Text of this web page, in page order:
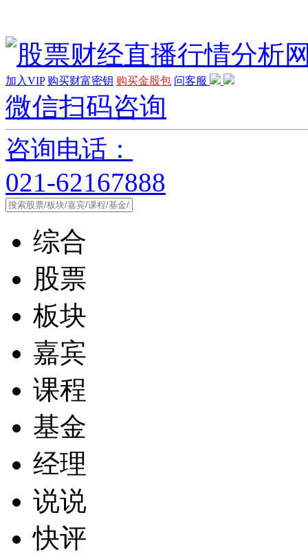
加入VIP 购买财富密钥 购买金股包 问客服
微信扫码咨询
咨询电话：
021-62167888
综合
股票
板块
嘉宾
课程
基金
经理
说说
快评